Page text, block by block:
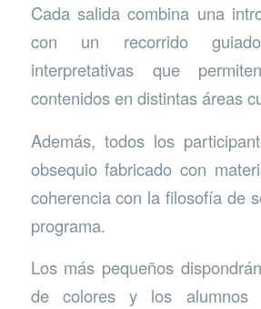
Cada salida combina una
con un recorrido
interpretativas que
contenidos en distintas áreas
Además, todos los
obsequio fabricado con
coherencia con la filosofía de
programa.
Los más pequeños
de colores y los alumnos